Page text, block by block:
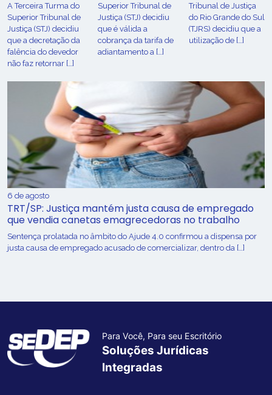
A Terceira Turma do
Superior Tribunal de
Justiça (STJ) decidiu
que a decretação da
falência do devedor
não faz retornar […]
Superior Tribunal de
Justiça (STJ) decidiu
que é válida a
cobrança da tarifa de
adiantamento a […]
Tribunal de Justiça
do Rio Grande do Sul
(TJRS) decidiu que a
utilização de […]
6 de agosto
TRT/SP: Justiça mantém justa causa de empregado
que vendia canetas emagrecedoras no trabalho
Sentença prolatada no âmbito do Ajude 4.0 confirmou a dispensa por
justa causa de empregado acusado de comercializar, dentro da […]
Para Você, Para seu Escritório
Soluções Jurídicas
Integradas